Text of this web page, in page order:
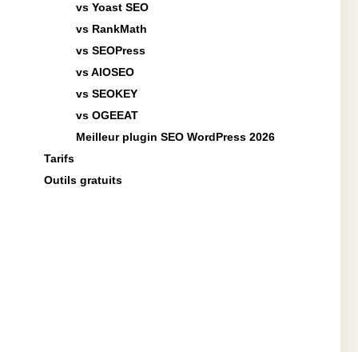
vs Yoast SEO
vs RankMath
vs SEOPress
vs AIOSEO
vs SEOKEY
vs OGEEAT
Meilleur plugin SEO WordPress 2026
Tarifs
Outils gratuits